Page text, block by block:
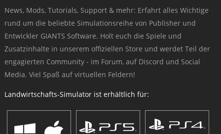
News, Mods, Tutorials, Support & mehr: Erfahrt alles Wichtige
rund um die beliebte Simulationsreihe von Publisher und
Entwickler GIANTS Software. Holt euch die Spiele und
Zusatzinhalte in unserem offiziellen Store und werdet Teil der
engagierten Community - im Forum, auf Discord und Social
Media. Viel Spaß auf virtuellen Feldern!
Landwirtschafts-Simulator ist erhältlich für: